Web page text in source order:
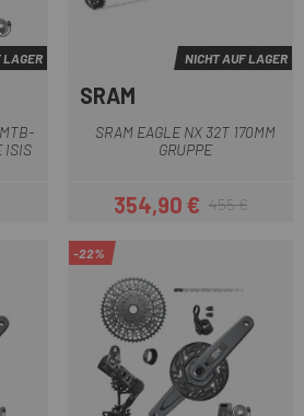
LAGER
ISIS
NICHT AUF LAGER
SRAM
SRAM EAGLE NX 32T 170MM
GRUPPE
Preis
354,90 €Regulärer Preis
455 €
-22%